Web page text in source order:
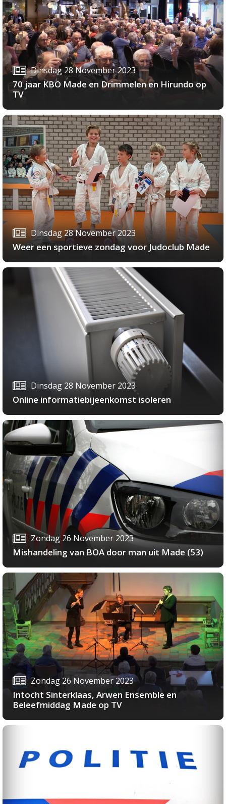
Dinsdag 28 November 2023
70 jaar KBO Made en Drimmelen en Hirundo op
TV
Dinsdag 28 November 2023
Weer een sportieve zondag voor Judoclub Made
Dinsdag 28 November 2023
Online informatiebijeenkomst isoleren
Zondag 26 November 2023
Mishandeling van BOA door man uit Made (53)
Zondag 26 November 2023
Intocht Sinterklaas, Arwen Ensemble en
Beleefmiddag Made op TV